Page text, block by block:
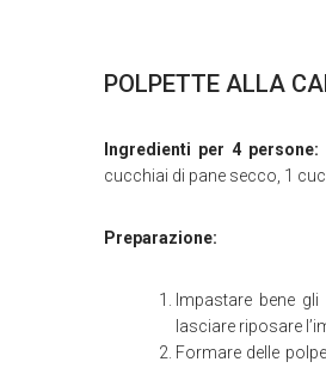
POLPETTE ALLA
Ingredienti per 4 persone:
cucchiai di pane secco, 1
Preparazione:
Impastare bene
lasciare riposare
Formare delle